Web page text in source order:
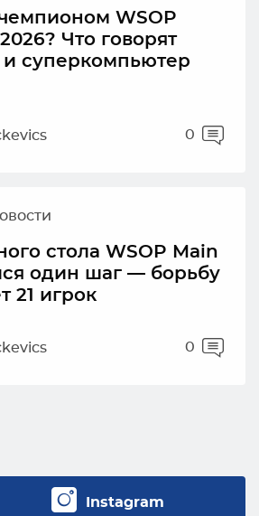
чемпионом WSOP
Что говорят
и суперкомпьютер
0
стола WSOP Main
один шаг — борьбу
21 игрок
0
Instagram